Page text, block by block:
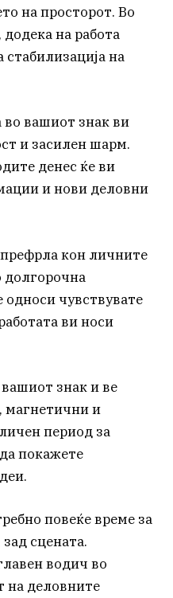
на просторот. Во
на работа
стабилизација на
вашиот знак ви
и засилен шарм.
денес ќе ви
и нови деловни
префрла кон личните
долгорочна
чувствувате
ви носи
знак и ве
магнетични и
период за
покажете
повеќе време за
сцената.
водич во
на деловните